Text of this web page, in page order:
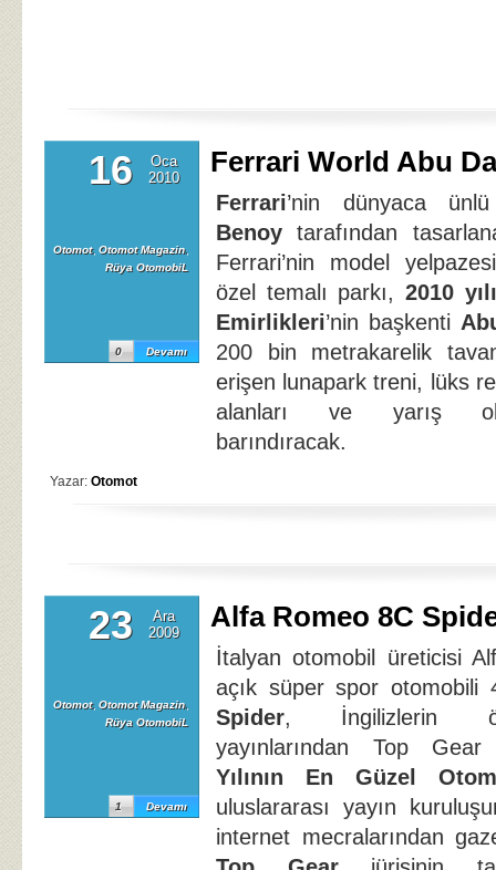
16
Oca
2010
Otomot, Otomot Magazin,
Rüya OtomobiL
Devamı
0
Ferrari World Abu
Ferrari’nin dünyaca
Benoy tarafından
Ferrari’nin model
özel temalı parkı, 2010
Emirlikleri’nin başkenti
200 bin metrakarelik
erişen lunapark treni, lüks
alanları ve yarış
barındıracak.
Yazar: Otomot
23
Ara
2009
Otomot, Otomot Magazin,
Rüya OtomobiL
Devamı
1
Alfa Romeo 8C
İtalyan otomobil üreticisi
açık süper spor otomobili
Spider, İngilizlerin
yayınlarından Top
Yılının En Güzel
uluslararası yayın
internet mecralarından